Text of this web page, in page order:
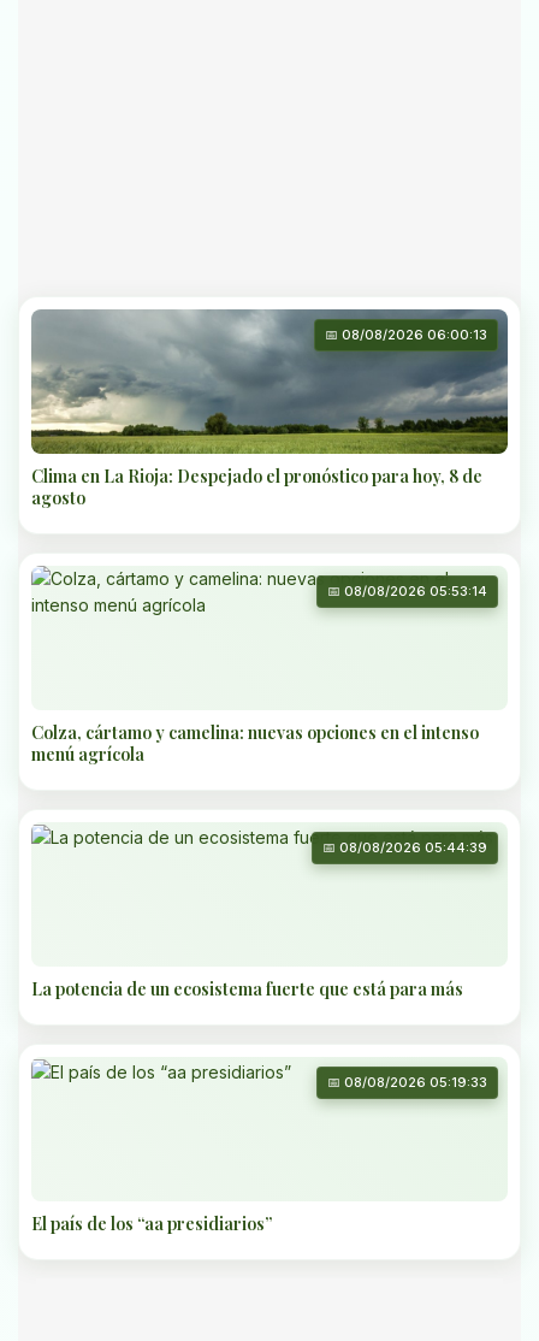
📅 08/08/2026 06:00:13
Clima en La Rioja: Despejado el pronóstico para hoy, 8 de
agosto
📅 08/08/2026 05:53:14
Colza, cártamo y camelina: nuevas opciones en el intenso
menú agrícola
📅 08/08/2026 05:44:39
La potencia de un ecosistema fuerte que está para más
📅 08/08/2026 05:19:33
El país de los “aa presidiarios”